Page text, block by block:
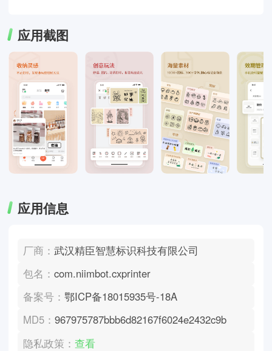
应用截图
应用信息
厂商：武汉精臣智慧标识科技有限公司
包名：com.niimbot.cxprinter
备案号：鄂ICP备18015935号-18A
MD5：967975787bbb6d82167f6024e2432c9b
隐私政策：查看